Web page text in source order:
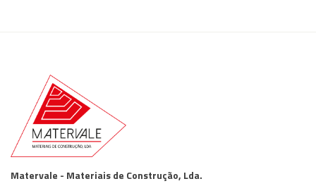
Matervale - Materiais de Construção, Lda.